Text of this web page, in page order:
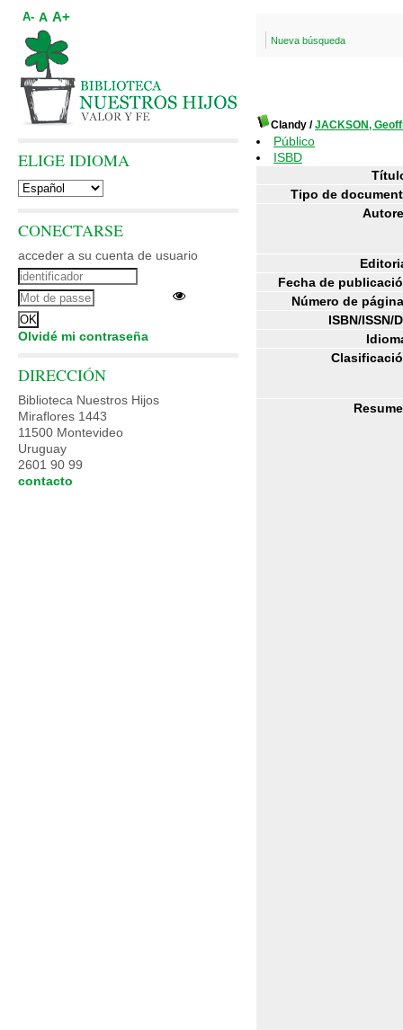
Nueva búsqueda
Clandy /JACKSON,
Público
ISBD
Tipo de
Fecha de
Número de
ISBN/ISSN/
A- A A+
ELIGE IDIOMA
CONECTARSE
acceder a su cuenta de usuario
Olvidé mi contraseña
DIRECCIÓN
Biblioteca Nuestros Hijos
Miraflores 1443
11500 Montevideo
Uruguay
2601 90 99
contacto